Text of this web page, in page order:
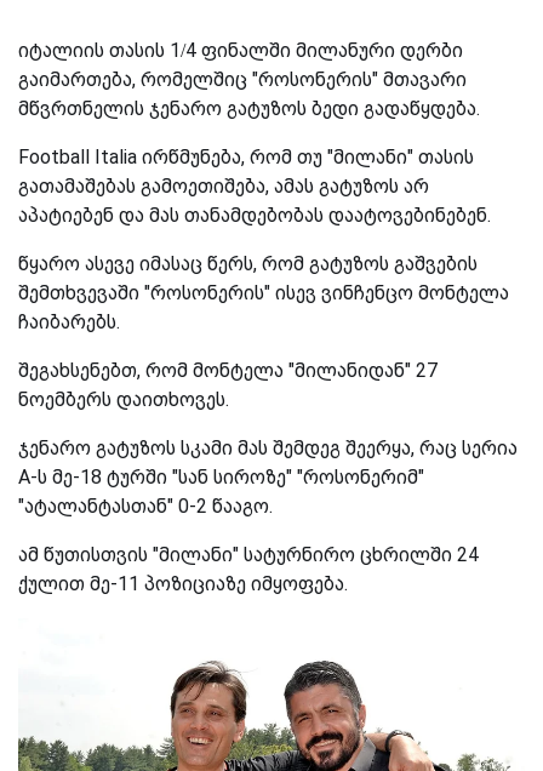
იტალიის თასის 1/4 ფინალში მილანური დერბი
გაიმართება, რომელშიც "როსონერის" მთავარი
მწვრთნელის ჯენარო გატუზოს ბედი გადაწყდება.
Football Italia ირწმუნება, რომ თუ "მილანი" თასის
გათამაშებას გამოეთიშება, ამას გატუზოს არ
აპატიებენ და მას თანამდებობას დაატოვებინებენ.
წყარო ასევე იმასაც წერს, რომ გატუზოს გაშვების
შემთხვევაში "როსონერის" ისევ ვინჩენცო მონტელა
ჩაიბარებს.
შეგახსენებთ, რომ მონტელა "მილანიდან" 27
ნოემბერს დაითხოვეს.
ჯენარო გატუზოს სკამი მას შემდეგ შეერყა, რაც სერია
A-ს მე-18 ტურში "სან სიროზე" "როსონერიმ"
"ატალანტასთან" 0-2 წააგო.
ამ წუთისთვის "მილანი" სატურნირო ცხრილში 24
ქულით მე-11 პოზიციაზე იმყოფება.